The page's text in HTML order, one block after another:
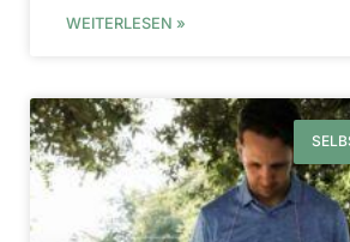
WEITERLESEN »